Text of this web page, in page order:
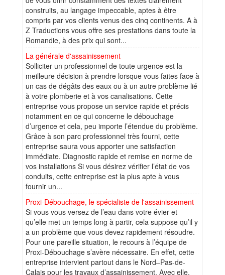
construits, au langage impeccable, aptes à être
compris par vos clients venus des cinq continents. A à
Z Traductions vous offre ses prestations dans toute la
Romandie, à des prix qui sont...
La générale d'assainissement
Solliciter un professionnel de toute urgence est la
meilleure décision à prendre lorsque vous faites face à
un cas de dégâts des eaux ou à un autre problème lié
à votre plomberie et à vos canalisations. Cette
entreprise vous propose un service rapide et précis
notamment en ce qui concerne le débouchage
d’urgence et cela, peu importe l’étendue du problème.
Grâce à son parc professionnel très fourni, cette
entreprise saura vous apporter une satisfaction
immédiate. Diagnostic rapide et remise en norme de
vos installations Si vous désirez vérifier l’état de vos
conduits, cette entreprise est la plus apte à vous
fournir un...
Proxi-Débouchage, le spécialiste de l'assainissement
Si vous vous versez de l’eau dans votre évier et
qu’elle met un temps long à partir, cela suppose qu’il y
a un problème que vous devez rapidement résoudre.
Pour une pareille situation, le recours à l’équipe de
Proxi-Débouchage s’avère nécessaire. En effet, cette
entreprise intervient partout dans le Nord–Pas-de-
Calais pour les travaux d’assainissement. Avec elle,